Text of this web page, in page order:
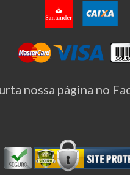
nossa página no